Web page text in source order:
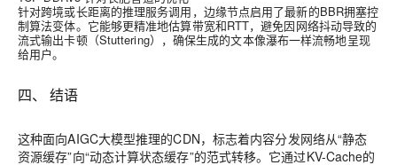
针对跨境或长距离的推理服务调用，边缘节点启用了最新的BBR拥塞控
制算法变体。它能够更精准地估算带宽和RTT，避免因网络抖动导致的
流式输出卡顿（Stuttering），确保生成的文本像瀑布一样流畅地呈现
给用户。
四、 结语
这种面向AIGC大模型推理的CDN，标志着内容分发网络从“静态
资源缓存”向“动态计算状态缓存”的范式转移。它通过KV-Cache的